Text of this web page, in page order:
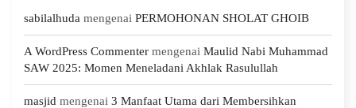
sabilalhuda mengenai PERMOHONAN SHOLAT GHOIB
A WordPress Commenter mengenai Maulid Nabi Muhammad
SAW 2025: Momen Meneladani Akhlak Rasulullah
masjid mengenai 3 Manfaat Utama dari Membersihkan